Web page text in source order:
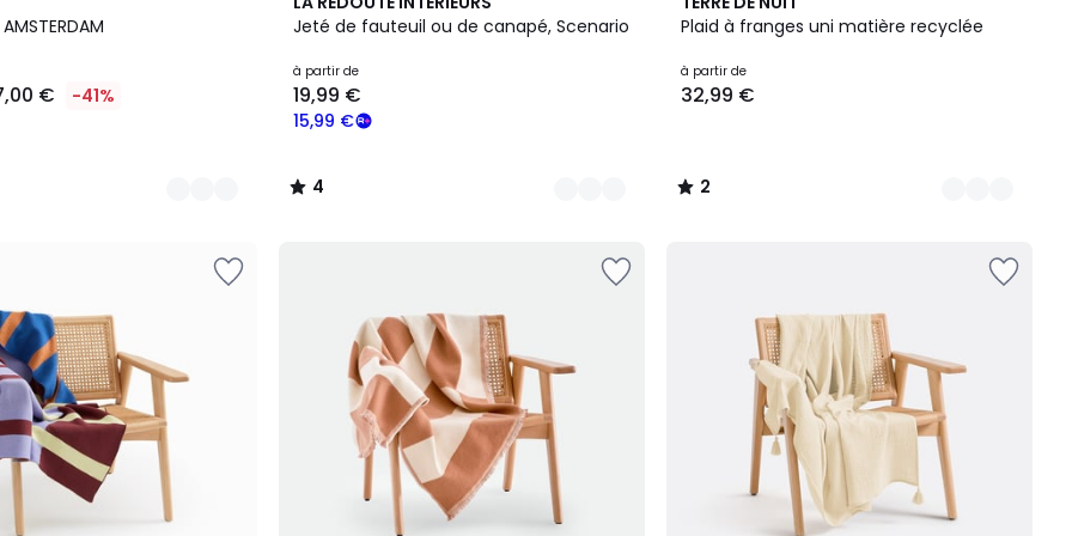
€ -41%
Jeté de fauteuil ou de canapé, Scenario
à partir de
15,99 €
19,99 €
/
Couleurs
4
/
Plaid à franges uni matière recyclée
à partir de
32,99 €
/
Couleurs
2
/